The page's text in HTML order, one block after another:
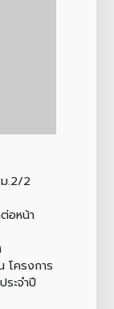
.2/2
อหน้า
โครงการ
ะจำปี